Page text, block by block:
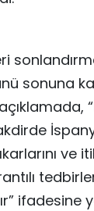
sonuna
ve
ifadesine